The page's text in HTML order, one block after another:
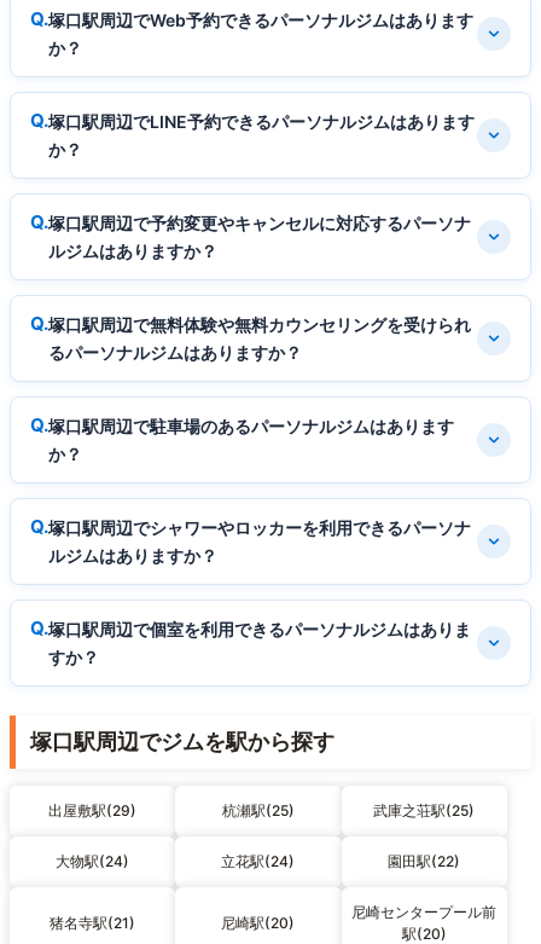
塚口駅周辺でWeb予約できるパーソナルジムはあります
か？
塚口駅周辺でLINE予約できるパーソナルジムはあります
か？
塚口駅周辺で予約変更やキャンセルに対応するパーソナ
ルジムはありますか？
塚口駅周辺で無料体験や無料カウンセリングを受けられ
るパーソナルジムはありますか？
塚口駅周辺で駐車場のあるパーソナルジムはあります
か？
塚口駅周辺でシャワーやロッカーを利用できるパーソナ
ルジムはありますか？
塚口駅周辺で個室を利用できるパーソナルジムはありま
すか？
塚口駅周辺でジムを駅から探す
出屋敷駅(29) 杭瀬駅(25) 武庫之荘駅(25)
大物駅(24) 立花駅(24) 園田駅(22)
猪名寺駅(21) 尼崎駅(20)
尼崎センタープール前
駅(20)